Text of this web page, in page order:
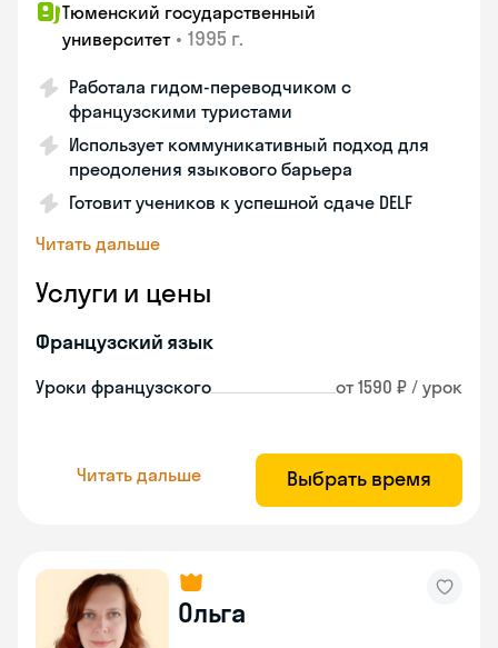
Тюменский государственный
университет • 1995 г.
Работала гидом-переводчиком с
французскими туристами
Использует коммуникативный подход для
преодоления языкового барьера
Готовит учеников к успешной сдаче DELF
Читать дальше
Услуги и цены
Французский язык
Уроки французского от 1590 ₽ / урок
Читать дальше Выбрать время
Ольга